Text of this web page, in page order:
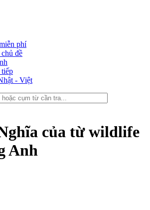
phí
đề
- Việt
của từ wildlife
Anh